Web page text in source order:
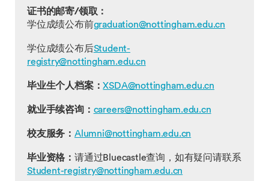
证书的邮寄/领取：
学位成绩公布前graduation@nottingham.edu.cn
学位成绩公布后Student-
registry@nottingham.edu.cn
毕业生个人档案：XSDA@nottingham.edu.cn
就业手续咨询： careers@nottingham.edu.cn
校友服务： Alumni@nottingham.edu.cn
毕业资格： 请通过Bluecastle查询，如有疑问请联系
Student-registry@nottingham.edu.cn